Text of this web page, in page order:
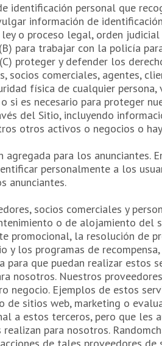
identificación personal que
información de
o proceso legal, orden
para trabajar con la policía
proteger y defender los
socios comerciales, agentes,
física de cualquier
si es necesario para proteger
del Sitio, incluyendo
otros activos o negocios o
para los anunciantes.
personalmente a los
anunciantes.
socios comerciales y
o de alojamiento del
promocional, la resolución de
los programas de
para que puedan realizar
nosotros. Nuestros
negocio. Ejemplos de estos
sitios web, marketing o
a estos terceros, pero que
para nosotros.